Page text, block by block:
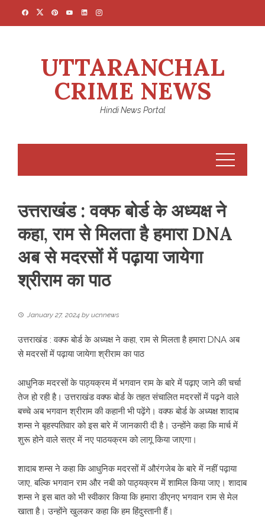
UTTARANCHAL
CRIME NEWS
Hindi News Portal
उत्तराखंड : वक्फ बोर्ड के अध्यक्ष ने
कहा, राम से मिलता है हमारा DNA
अब से मदरसों में पढ़ाया जायेगा
श्रीराम का पाठ
January 27, 2024 by ucnnews
उत्तराखंड : वक्फ बोर्ड के अध्यक्ष ने कहा, राम से मिलता है हमारा DNA अब
से मदरसों में पढ़ाया जायेगा श्रीराम का पाठ
आधुनिक मदरसों के पाठ्यक्रम में भगवान राम के बारे में पढ़ाए जाने की चर्चा
तेज हो रही है। उत्तराखंड वक्फ बोर्ड के तहत संचालित मदरसों में पढ़ने वाले
बच्चे अब भगवान श्रीराम की कहानी भी पढ़ेंगे। वक्फ बोर्ड के अध्यक्ष शादाब
शम्स ने बृहस्पतिवार को इस बारे में जानकारी दी है। उन्होंने कहा कि मार्च में
शुरू होने वाले सत्र में नए पाठयक्रम को लागू किया जाएगा।
शादाब शम्स ने कहा कि आधुनिक मदरसों में औरंगजेब के बारे में नहीं पढ़ाया
जाए, बल्कि भगवान राम और नबी को पाठ्यक्रम में शामिल किया जाए। शादाब
शम्स ने इस बात को भी स्वीकार किया कि हमारा डीएनए भगवान राम से मेल
खाता है। उन्होंने खुलकर कहा कि हम हिंदुस्तानी हैं।